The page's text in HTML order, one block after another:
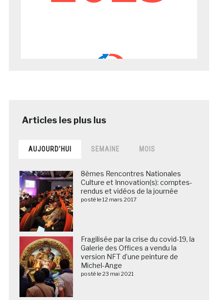
AUJOURD’HUI SEMAINE MOIS
8èmes Rencontres Nationales
Culture et Innovation(s): comptes-
rendus et vidéos de la journée
posté le 12 mars 2017
Fragilisée par la crise du covid-19, la
Galerie des Offices a vendu la
version NFT d’une peinture de
Michel-Ange
posté le 23 mai 2021